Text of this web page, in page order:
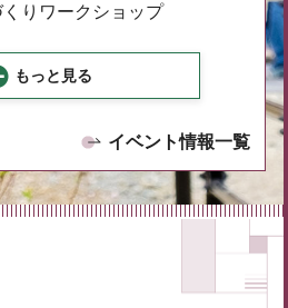
りワークショップ
もっと見る
イベント情報一覧